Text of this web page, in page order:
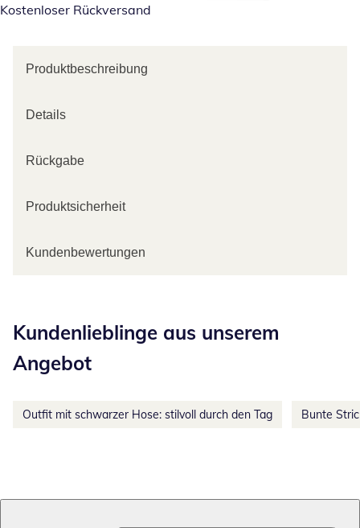
Kostenloser Rückversand
Produktbeschreibung
Details
Rückgabe
Produktsicherheit
Kundenbewertungen
Kundenlieblinge aus unserem
Angebot
Outfit mit schwarzer Hose: stilvoll durch den Tag Bunte